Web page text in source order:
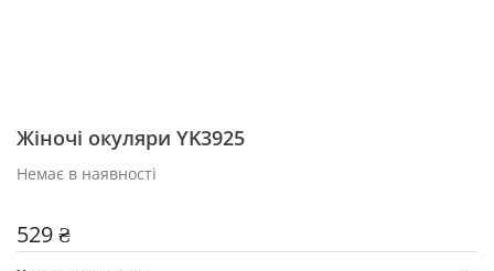
Жіночі окуляри YK3925
Немає в наявності
529 ₴